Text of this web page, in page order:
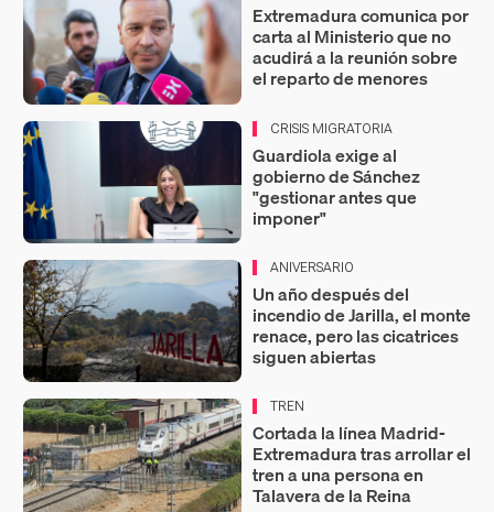
Extremadura comunica por
carta al Ministerio que no
acudirá a la reunión sobre
el reparto de menores
CRISIS MIGRATORIA
Guardiola exige al
gobierno de Sánchez
"gestionar antes que
imponer"
ANIVERSARIO
Un año después del
incendio de Jarilla, el monte
renace, pero las cicatrices
siguen abiertas
TREN
Cortada la línea Madrid-
Extremadura tras arrollar el
tren a una persona en
Talavera de la Reina